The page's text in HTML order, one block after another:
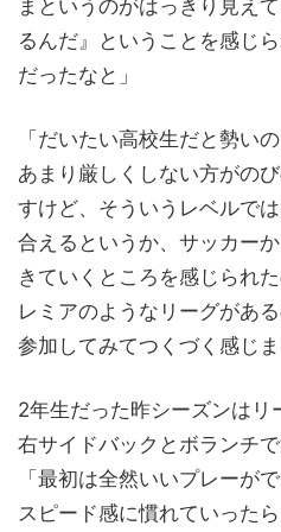
まというのがはっきり見え
るんだ』ということを感じ
だったなと」
「だいたい高校生だと勢い
あまり厳しくしない方がの
すけど、そういうレベルで
合えるというか、サッカー
きていくところを感じられ
レミアのようなリーグがあ
参加してみてつくづく感じま
2年生だった昨シーズンはリ
右サイドバックとボランチ
「最初は全然いいプレーが
スピード感に慣れていった